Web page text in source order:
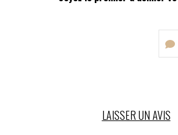
LAISSER UN AVIS